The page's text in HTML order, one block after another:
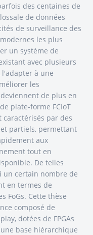
des centaines de
de données
de surveillance des
les plus
un système de
avec plusieurs
à une
les
de plus en
plate-forme FCIoT
caractérisés par des
partiels, permettant
aux
tout en
De telles
un certain nombre de
en termes de
FoGs. Cette thèse
composé de
dotées de FPGAs
base hiérarchique